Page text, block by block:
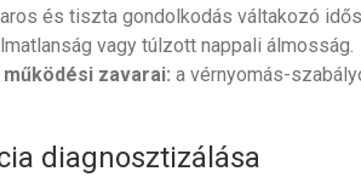
és tiszta gondolkodás váltakozó
vagy túlzott nappali álmosság.
zavarai: a vérnyomás-
diagnosztizálása